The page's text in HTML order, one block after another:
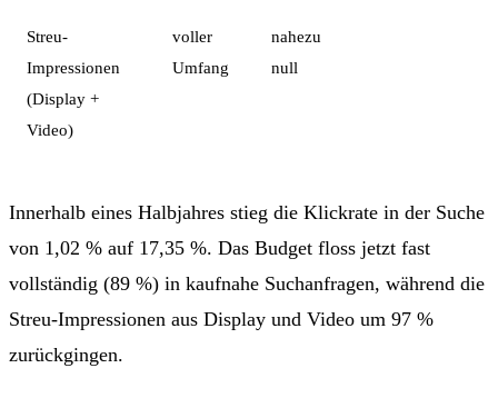
Streu-
Impressionen
(Display +
Video)
voller
Umfang
nahezu
null
Innerhalb eines Halbjahres stieg die Klickrate in der Suche
von 1,02 % auf 17,35 %. Das Budget floss jetzt fast
vollständig (89 %) in kaufnahe Suchanfragen, während die
Streu-Impressionen aus Display und Video um 97 %
zurückgingen.